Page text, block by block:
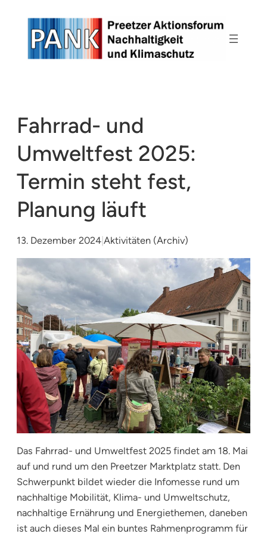
springen
Fahrrad- und
Umweltfest 2025:
Termin steht fest,
Planung läuft
13. Dezember 2024 Aktivitäten (Archiv)
Das Fahrrad- und Umweltfest 2025 findet am 18. Mai
auf und rund um den Preetzer Marktplatz statt. Den
Schwerpunkt bildet wieder die Infomesse rund um
nachhaltige Mobilität, Klima- und Umweltschutz,
nachhaltige Ernährung und Energiethemen, daneben
ist auch dieses Mal ein buntes Rahmenprogramm für